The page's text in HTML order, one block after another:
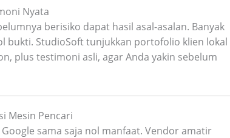
Nyata
berisiko dapat hasil asal-asalan. Banyak
bukti. StudioSoft tunjukkan portofolio klien lokal
plus testimoni asli, agar Anda yakin sebelum
Mesin Pencari
sama saja nol manfaat. Vendor amatir